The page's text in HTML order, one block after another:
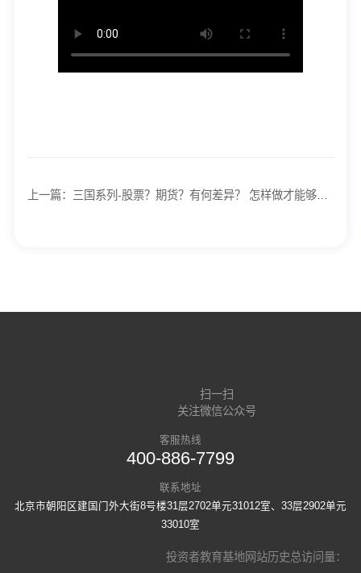
扫一扫
关注微信公众号
客服热线
400-886-7799
联系地址
北京市朝阳区建国门外大街8号楼31层2702单元31012室、33层2902单元
33010室
投资者教育基地网站历史总访问量：